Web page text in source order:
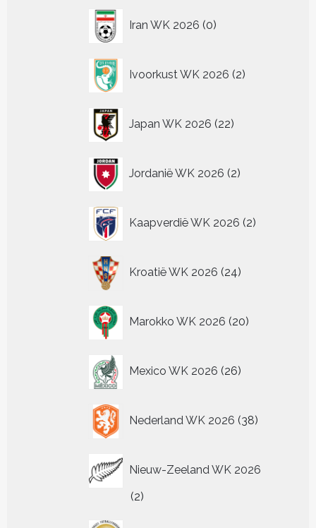
Iran WK 2026 0
producten
Ivoorkust WK 2026 2
producten
Japan WK 2026 22
producten
Jordanië WK 2026 2
producten
Kaapverdië WK 2026 2
producten
Kroatië WK 2026 24
producten
Marokko WK 2026 20
producten
Mexico WK 2026 26
producten
Nederland WK 2026 38
producten
Nieuw-Zeeland WK 2026
22